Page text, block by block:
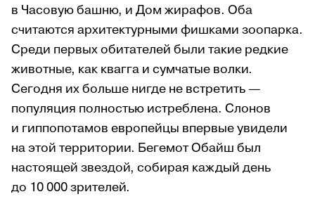
в Часовую башню, и Дом жирафов. Оба
считаются архитектурными фишками зоопарка.
Среди первых обитателей были такие редкие
животные, как квагга и сумчатые волки.
Сегодня их больше нигде не встретить —
популяция полностью истреблена. Слонов
и гиппопотамов европейцы впервые увидели
на этой территории. Бегемот Обайш был
настоящей звездой, собирая каждый день
до 10 000 зрителей.